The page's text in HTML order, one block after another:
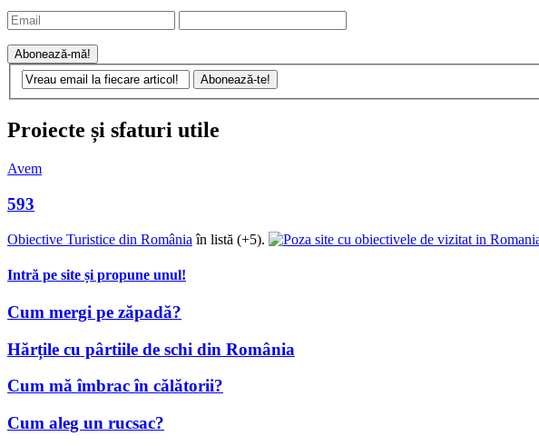
Proiecte și sfaturi utile
Avem
593
Obiective Turistice din Româniaîn listă (+5).
Intră pe site și propune unul!
Cum mergi pe zăpadă?
Hărțile cu pârtiile de schi din România
Cum mă îmbrac în călătorii?
Cum aleg un rucsac?